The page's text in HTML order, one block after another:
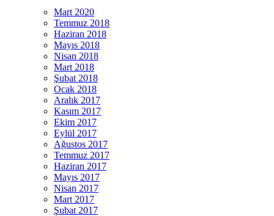
Mart 2020
Temmuz 2018
Haziran 2018
Mayıs 2018
Nisan 2018
Mart 2018
Şubat 2018
Ocak 2018
Aralık 2017
Kasım 2017
Ekim 2017
Eylül 2017
Ağustos 2017
Temmuz 2017
Haziran 2017
Mayıs 2017
Nisan 2017
Mart 2017
Şubat 2017